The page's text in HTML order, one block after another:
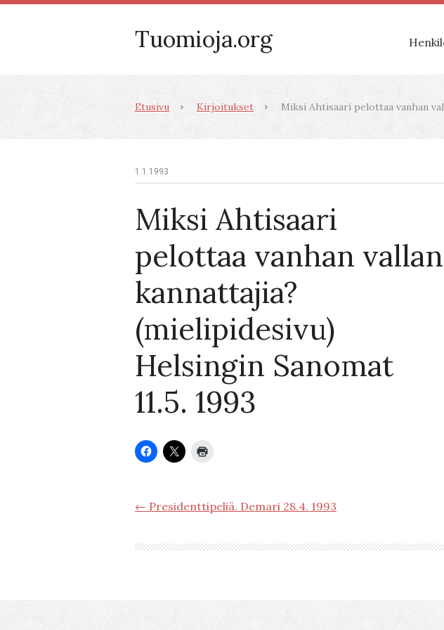
Tuomioja.org
Etusivu Kirjoitukset Miksi Ahtisaari pelottaa vanhan
1.1.1993
Miksi Ahtisaari
pelottaa vanhan vallan
kannattajia?
(mielipidesivu)
Helsingin Sanomat
11.5. 1993
← Presidenttipeliä. Demari 28.4. 1993